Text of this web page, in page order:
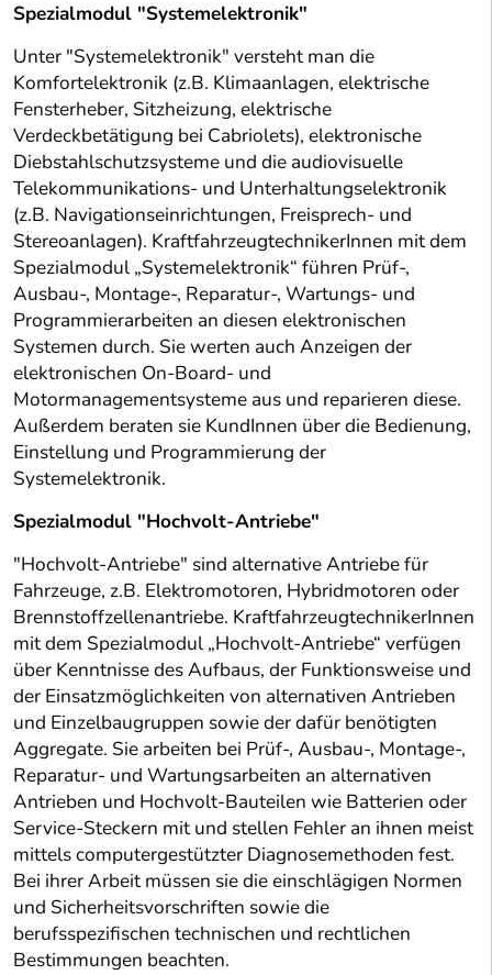
Spezialmodul "Systemelektronik"
Unter "Systemelektronik" versteht man die
Komfortelektronik (z.B. Klimaanlagen, elektrische
Fensterheber, Sitzheizung, elektrische
Verdeckbetätigung bei Cabriolets), elektronische
Diebstahlschutzsysteme und die audiovisuelle
Telekommunikations- und Unterhaltungselektronik
(z.B. Navigationseinrichtungen, Freisprech- und
Stereoanlagen). KraftfahrzeugtechnikerInnen mit dem
Spezialmodul „Systemelektronik“ führen Prüf-,
Ausbau-, Montage-, Reparatur-, Wartungs- und
Programmierarbeiten an diesen elektronischen
Systemen durch. Sie werten auch Anzeigen der
elektronischen On-Board- und
Motormanagementsysteme aus und reparieren diese.
Außerdem beraten sie KundInnen über die Bedienung,
Einstellung und Programmierung der
Systemelektronik.
Spezialmodul "Hochvolt-Antriebe"
"Hochvolt-Antriebe" sind alternative Antriebe für
Fahrzeuge, z.B. Elektromotoren, Hybridmotoren oder
Brennstoffzellenantriebe. KraftfahrzeugtechnikerInnen
mit dem Spezialmodul „Hochvolt-Antriebe“ verfügen
über Kenntnisse des Aufbaus, der Funktionsweise und
der Einsatzmöglichkeiten von alternativen Antrieben
und Einzelbaugruppen sowie der dafür benötigten
Aggregate. Sie arbeiten bei Prüf-, Ausbau-, Montage-,
Reparatur- und Wartungsarbeiten an alternativen
Antrieben und Hochvolt-Bauteilen wie Batterien oder
Service-Steckern mit und stellen Fehler an ihnen meist
mittels computergestützter Diagnosemethoden fest.
Bei ihrer Arbeit müssen sie die einschlägigen Normen
und Sicherheitsvorschriften sowie die
berufsspezifischen technischen und rechtlichen
Bestimmungen beachten.